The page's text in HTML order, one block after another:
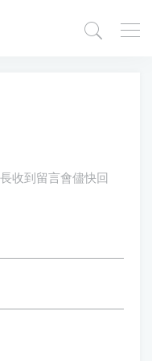
收到留言會儘快回